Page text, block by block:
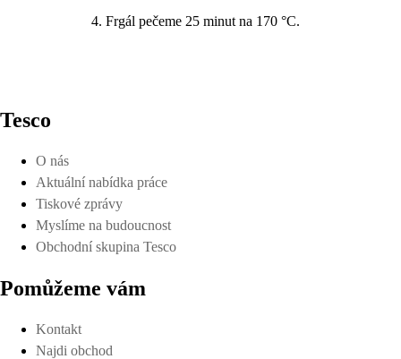
Frgál pečeme 25 minut na 170 °C.
Tesco
O nás
Aktuální nabídka práce
Tiskové zprávy
Myslíme na budoucnost
Obchodní skupina Tesco
Pomůžeme vám
Kontakt
Najdi obchod